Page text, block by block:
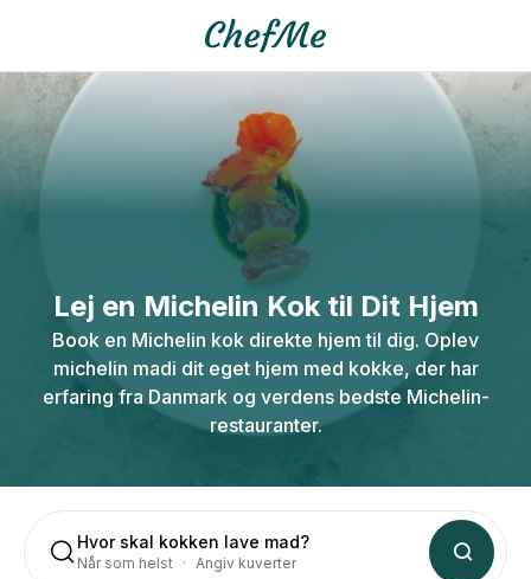
Lej en Michelin Kok til Dit Hjem
Book en Michelin kok direkte hjem til dig. Oplev
michelin madi dit eget hjem med kokke, der har
erfaring fra Danmark og verdens bedste Michelin-
restauranter.
Hvor skal kokken lave mad?
Når som helst Angiv kuverter